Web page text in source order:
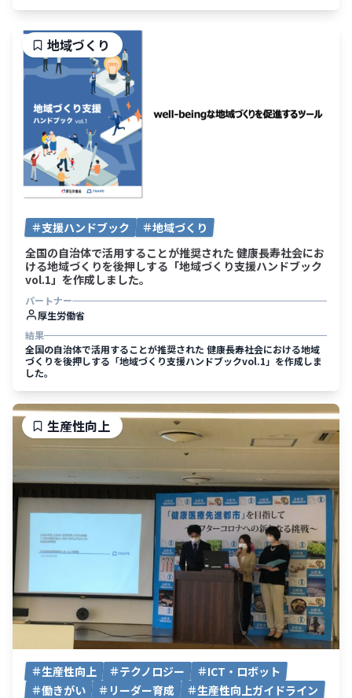
支援ハンドブック
地域づくり
全国の自治体で活用することが推奨された 健康長寿社会にお
ける地域づくりを後押しする「地域づくり支援ハンドブック
vol.1」を作成しました。
パートナー
厚生労働省
結果
全国の自治体で活用することが推奨された 健康長寿社会における地域
づくりを後押しする「地域づくり支援ハンドブックvol.1」を作成しま
した。
地域づくり
生産性向上 テクノロジー
ICT・ロボット
働きがい
リーダー育成
生産性向上ガイドライン
生産性向上